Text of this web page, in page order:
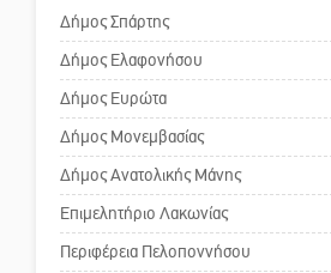
για τη
Το δικό σας
κοινωνικής
Δήμος Σπάρτης
Δήμος Ελαφονήσου
Δήμος Ευρώτα
Δήμος Μονεμβασίας
Δήμος Ανατολικής Μάνης
Επιμελητήριο Λακωνίας
Περιφέρεια Πελοποννήσου